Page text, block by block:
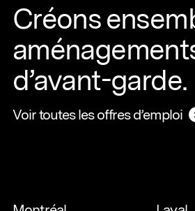
Créons
d’avant-garde.
Voir toutes les offres d’emploi
Voir toutes les offres d’emploi2